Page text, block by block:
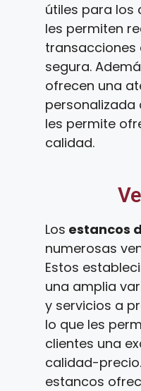
útiles para los
les permiten
segura.
ofrecen una
personalizada
les permite
calidad.
Los estancos
numerosas
Estos
una amplia
y servicios a
lo que les
clientes una
calidad-
estancos